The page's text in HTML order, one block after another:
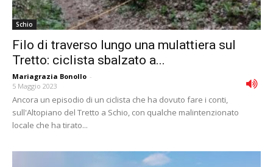
Schio
Filo di traverso lungo una mulattiera sul
Tretto: ciclista sbalzato a...
Mariagrazia Bonollo -
5 Maggio 2023
Ancora un episodio di un ciclista che ha dovuto fare i conti,
sull'Altopiano del Tretto a Schio, con qualche malintenzionato
locale che ha tirato...